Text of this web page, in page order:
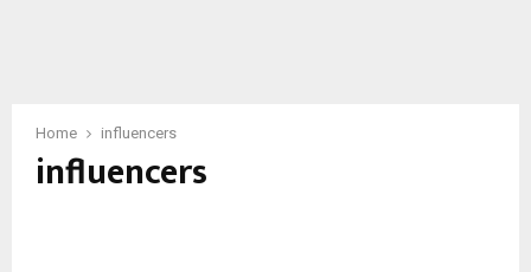
Home influencers
influencers